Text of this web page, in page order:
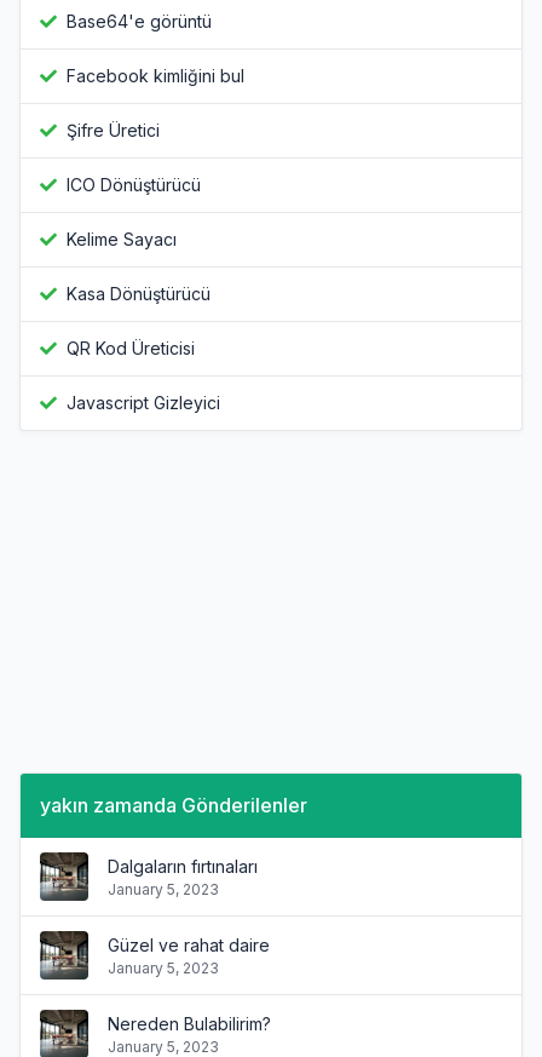
Base64'e görüntü
Facebook kimliğini bul
Şifre Üretici
ICO Dönüştürücü
Kelime Sayacı
Kasa Dönüştürücü
QR Kod Üreticisi
Javascript Gizleyici
yakın zamanda Gönderilenler
Dalgaların fırtınaları
January 5, 2023
Güzel ve rahat daire
January 5, 2023
Nereden Bulabilirim?
January 5, 2023